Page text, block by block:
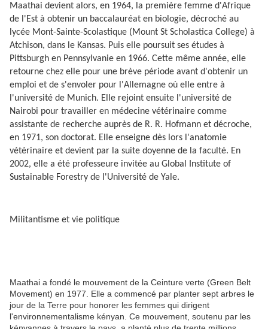
Maathai devient alors, en 1964, la première femme d'Afrique
de l'Est à obtenir un baccalauréat en biologie, décroché au
lycée Mont-Sainte-Scolastique (Mount St Scholastica College) à
Atchison, dans le Kansas. Puis elle poursuit ses études à
Pittsburgh en Pennsylvanie en 1966. Cette même année, elle
retourne chez elle pour une brève période avant d'obtenir un
emploi et de s'envoler pour l'Allemagne où elle entre à
l'université de Munich. Elle rejoint ensuite l'université de
Nairobi pour travailler en médecine vétérinaire comme
assistante de recherche auprès de R. R. Hofmann et décroche,
en 1971, son doctorat. Elle enseigne dès lors l'anatomie
vétérinaire et devient par la suite doyenne de la faculté. En
2002, elle a été professeure invitée au Global Institute of
Sustainable Forestry de l'Université de Yale.
Militantisme et vie politique
Maathai a fondé le mouvement de la Ceinture verte (Green Belt
Movement) en 1977. Elle a commencé par planter sept arbres le
jour de la Terre pour honorer les femmes qui dirigent
l'environnementalisme kényan. Ce mouvement, soutenu par les